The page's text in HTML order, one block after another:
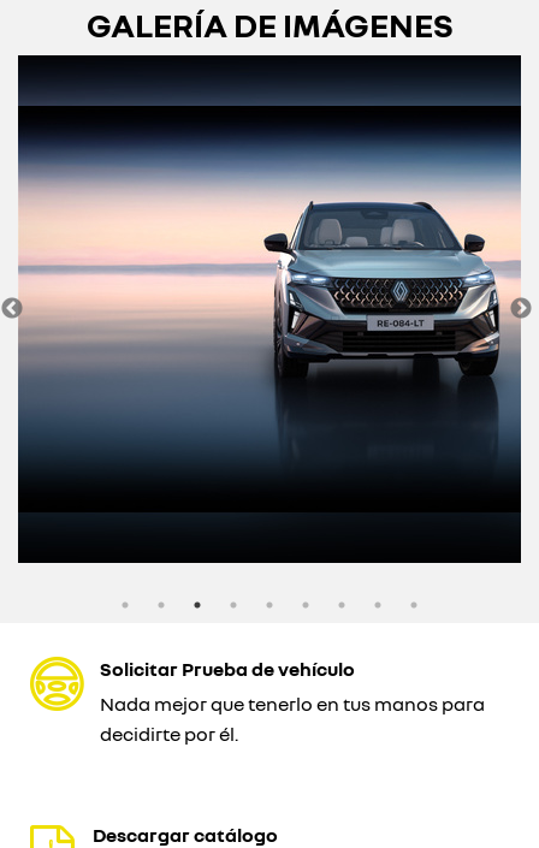
GALERÍA DE IMÁGENES
Solicitar Prueba de vehículo
Nada mejor que tenerlo en tus manos para
decidirte por él.
Descargar catálogo